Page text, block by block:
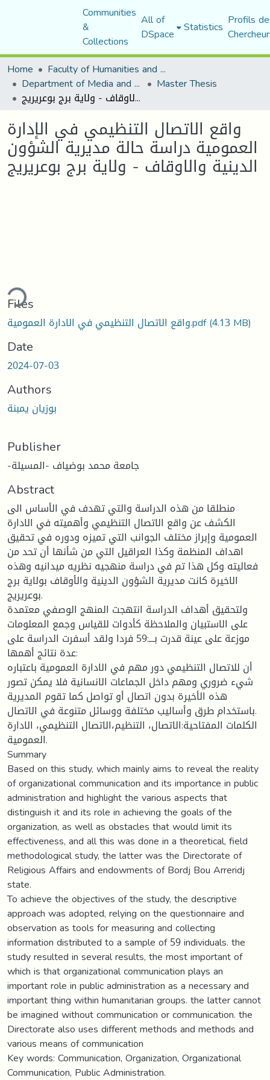
Communities
&
Collections
All of
DSpace Statistics Profils
Home
Faculty of Humanities and Social Sciences
Department of Media and Communication Studies Master Thesis
واقع الاتصال التنظيمي في الإدارة العمومية دراسة حالة مديرية الشؤون الدينية والاوقاف - ولاية برج بوعريريج
واقع الاتصال التنظيمي في الإدارة
العمومية دراسة حالة مديرية الشؤون
الدينية والاوقاف - ولاية برج بوعريريج
Files
واقع الاتصال التنظيمي في الادارة العمومية.pdf(4.13 MB)
Date
2024-07-03
Authors
بوزيان يمبنة
Publisher
-جامعة محمد بوضياف -المسيلة
Abstract
منطلقا من هذه الدراسة والتي تهدف في الأساس الى
الكشف عن واقع الاتصال التنظيمي وأهميته في الادارة
العمومية وإبراز مختلف الجوانب التي تميزه ودوره في تحقيق
اهداف المنظمة وكذا العراقيل التي من شأنها أن تحد من
فعاليته وكل هذا تم في دراسة منهجيه نظريه ميدانيه وهذه
الاخيرة كانت مديرية الشؤون الدينية والأوقاف بولاية برج
بوعريريج.
ولتحقيق أهداف الدراسة انتهجت المنهج الوصفي معتمدة
على الاستبيان والملاحظة كأدوات للقياس وجمع المعلومات
موزعة على عينة قدرت بـــ:59 فردا ولقد أسفرت الدراسة على
عدة نتائج أهمها:
أن للاتصال التنظيمي دور مهم في الادارة العمومية باعتباره
شيء ضروري ومهم داخل الجماعات الانسانية فلا يمكن تصور
هذه الأخيرة بدون اتصال أو تواصل كما تقوم المديرية
باستخدام طرق وأساليب مختلفة ووسائل متنوعة في الاتصال.
الكلمات المفتاحية:الاتصال، التنظيم،الاتصال التنظيمي، الادارة
العمومية.
Summary
Based on this study, which mainly aims to reveal the reality
of organizational communication and its importance in public
administration and highlight the various aspects that
distinguish it and its role in achieving the goals of the
organization, as well as obstacles that would limit its
effectiveness, and all this was done in a theoretical, field
methodological study, the latter was the Directorate of
Religious Affairs and endowments of Bordj Bou Arreridj
state.
To achieve the objectives of the study, the descriptive
approach was adopted, relying on the questionnaire and
observation as tools for measuring and collecting
information distributed to a sample of 59 individuals. the
study resulted in several results, the most important of
which is that organizational communication plays an
important role in public administration as a necessary and
important thing within humanitarian groups. the latter cannot
be imagined without communication or communication. the
Directorate also uses different methods and methods and
various means of communication
Key words: Communication, Organization, Organizational
Communication, Public Administration.